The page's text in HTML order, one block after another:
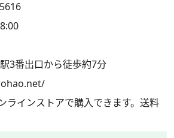
3番出口から徒歩約7分
ラインストアで購入できます。送料